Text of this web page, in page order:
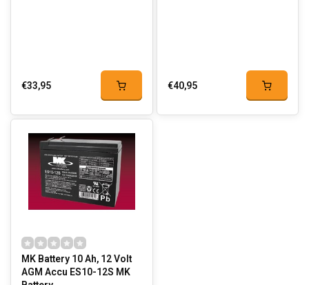
€33,95 €40,95
MK Battery 10 Ah, 12 Volt
AGM Accu ES10-12S MK